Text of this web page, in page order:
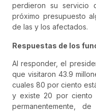
perdieron su servicio
próximo presupuesto
de las y los afectados.
Respuestas de los
Al responder, el
que visitaron 43.9
cuales 80 por ciento
y existe 20 por ciento
permanentemente,